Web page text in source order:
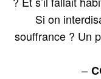
Si on
souffrance ? Un
–